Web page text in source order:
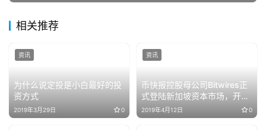
相关推荐
为什么说定投是小白最好的投
资方式
2019年3月29日 0
资讯
币快报控股母公司Bitwires正
式登陆新加坡资本市场，开启
区块链时代新篇章
2019年4月12日 0
资讯